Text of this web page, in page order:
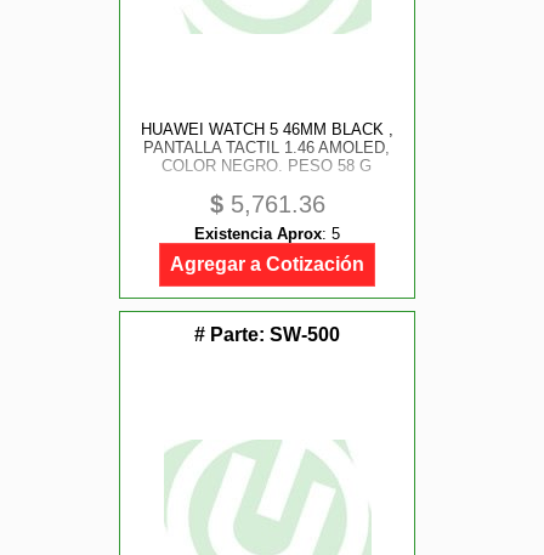
HUAWEI WATCH 5 46MM BLACK ,
PANTALLA TACTIL 1.46 AMOLED,
COLOR NEGRO. PESO 58 G
$5,761.36
Existencia Aprox: 5
Agregar a Cotización
# Parte: SW-500